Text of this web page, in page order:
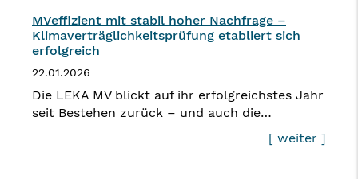
MVeffizient mit stabil hoher Nachfrage –
Klimaverträglichkeitsprüfung etabliert sich
erfolgreich
22.01.2026
Die LEKA MV blickt auf ihr erfolgreichstes Jahr
seit Bestehen zurück – und auch die…
[ weiter ]